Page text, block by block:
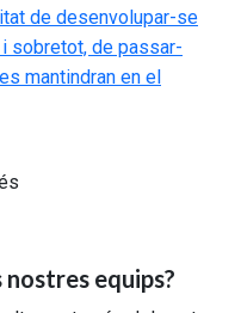
de desenvolupar-se
sobretot, de passar-
mantindran en el
equips?